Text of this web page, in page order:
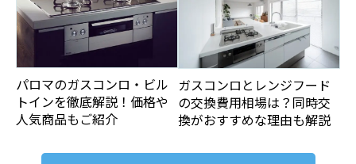
パロマのガスコンロ・ビル
トインを徹底解説！価格や
人気商品もご紹介
ガスコンロとレンジフード
の交換費用相場は？同時交
換がおすすめな理由も解説